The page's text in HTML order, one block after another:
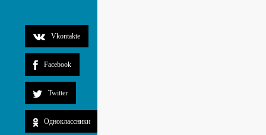
Vkontakte
Facebook
Twitter
Одноклассники